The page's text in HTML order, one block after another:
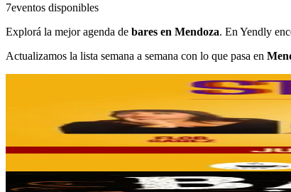
7eventos disponibles
Explorá la mejor agenda de bares en Mendoza. En Yendly
Actualizamos la lista semana a semana con lo que pasa en
Stand Up: Cero Filtros
06/08/2026, 21:30 hsJue., 6 ago.,21:30 hs
Brünhild Cerveza Artesanal